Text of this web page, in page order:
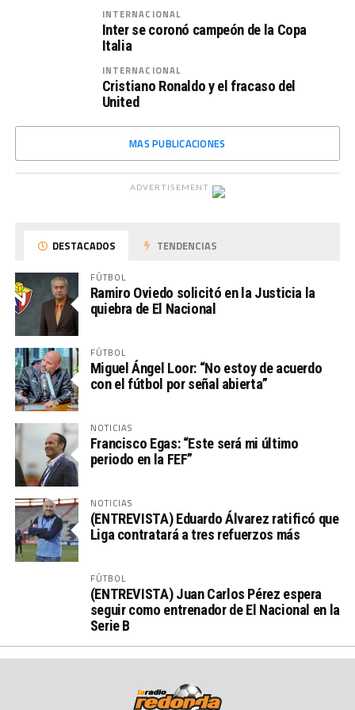
INTERNACIONAL
Inter se coronó campeón de la Copa
Italia
INTERNACIONAL
Cristiano Ronaldo y el fracaso del
United
MAS PUBLICACIONES
ADVERTISEMENT
DESTACADOS TENDENCIAS
FÚTBOL
Ramiro Oviedo solicitó en la Justicia la
quiebra de El Nacional
FÚTBOL
Miguel Ángel Loor: “No estoy de acuerdo
con el fútbol por señal abierta”
NOTICIAS
Francisco Egas: “Este será mi último
periodo en la FEF”
NOTICIAS
(ENTREVISTA) Eduardo Álvarez ratificó que
Liga contratará a tres refuerzos más
FÚTBOL
(ENTREVISTA) Juan Carlos Pérez espera
seguir como entrenador de El Nacional en la
Serie B